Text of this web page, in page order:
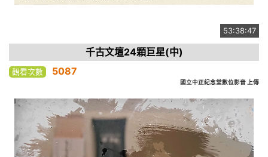
53:38:47
千古文壇24顆巨星(中)
觀看次數 5087
國立中正紀念堂數位影音 上傳